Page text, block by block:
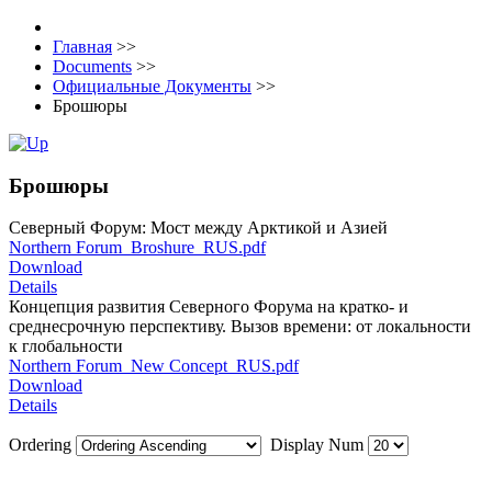
Главная >>
Documents >>
Официальные Документы >>
Брошюры
Брошюры
Северный Форум: Мост между Арктикой и Азией
Northern Forum_Broshure_RUS.pdf
Download
Details
Концепция развития Северного Форума на кратко- и
среднесрочную перспективу. Вызов времени: от локальности
к глобальности
Northern Forum_New Concept_RUS.pdf
Download
Details
Ordering Display Num